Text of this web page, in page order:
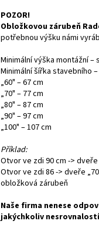
POZOR!
Obložkovou zárubeň
potřebnou výšku námi
Minimální výška montážní
Minimální šířka stavebního
„60" – 67 cm
„70" – 77 cm
„80" – 87 cm
„90" – 97 cm
„100" – 107 cm
Příklad:
Otvor ve zdi 90 cm ->
Otvor ve zdi 86 -> dveře
obložková zárubeň
Naše firma nenese
jakýchkoliv